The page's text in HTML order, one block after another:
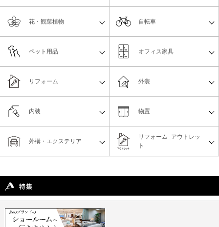
花・観葉植物 自転車
ペット用品 オフィス家具
リフォーム
リフォーム_アウトレッ
ト
物置
外構・エクステリア
外装
内装